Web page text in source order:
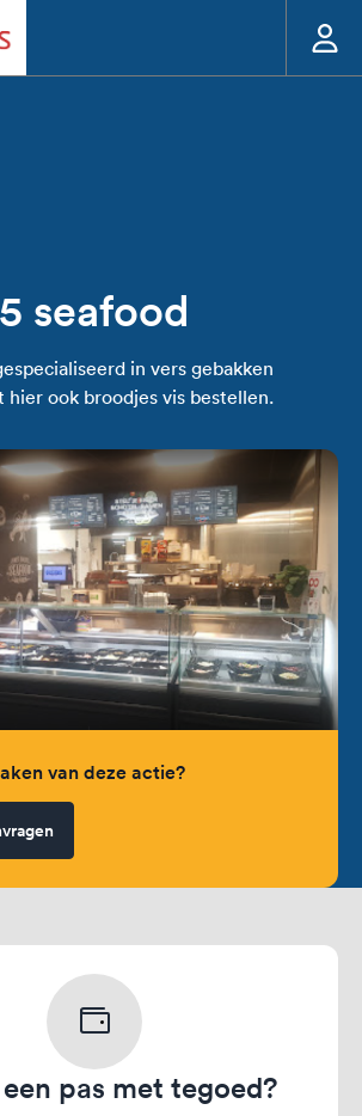
seafood
in vers gebakken
hier ook broodjes vis bestellen.
van deze actie?
pas met tegoed?